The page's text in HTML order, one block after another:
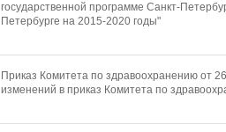
государственной программе Санкт-
Петербурге на 2015-2020 годы"
Приказ Комитета по здравоохранению от
изменений в приказ Комитета по